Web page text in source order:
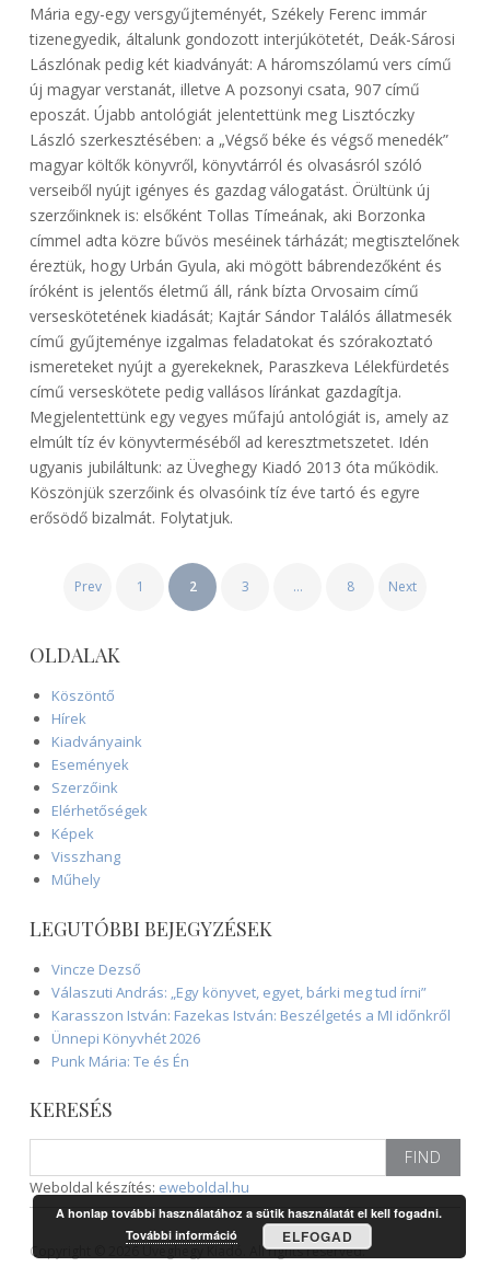
Mária egy-egy versgyűjteményét, Székely Ferenc immár
tizenegyedik, általunk gondozott interjúkötetét, Deák-Sárosi
Lászlónak pedig két kiadványát: A háromszólamú vers című
új magyar verstanát, illetve A pozsonyi csata, 907 című
eposzát. Újabb antológiát jelentettünk meg Lisztóczky
László szerkesztésében: a „Végső béke és végső menedék”
magyar költők könyvről, könyvtárról és olvasásról szóló
verseiből nyújt igényes és gazdag válogatást. Örültünk új
szerzőinknek is: elsőként Tollas Tímeának, aki Borzonka
címmel adta közre bűvös meséinek tárházát; megtisztelőnek
éreztük, hogy Urbán Gyula, aki mögött bábrendezőként és
íróként is jelentős életmű áll, ránk bízta Orvosaim című
verseskötetének kiadását; Kajtár Sándor Találós állatmesék
című gyűjteménye izgalmas feladatokat és szórakoztató
ismereteket nyújt a gyerekeknek, Paraszkeva Lélekfürdetés
című verseskötete pedig vallásos líránkat gazdagítja.
Megjelentettünk egy vegyes műfajú antológiát is, amely az
elmúlt tíz év könyvterméséből ad keresztmetszetet. Idén
ugyanis jubiláltunk: az Üveghegy Kiadó 2013 óta működik.
Köszönjük szerzőink és olvasóink tíz éve tartó és egyre
erősödő bizalmát. Folytatjuk.
BEJEGYZÉSEK
LAPOZÁSA
Prev 1 2 3 … 8 Next
OLDALAK
Köszöntő
Hírek
Kiadványaink
Események
Szerzőink
Elérhetőségek
Képek
Visszhang
Műhely
LEGUTÓBBI BEJEGYZÉSEK
Vincze Dezső
Válaszuti András: „Egy könyvet, egyet, bárki meg tud írni”
Karasszon István: Fazekas István: Beszélgetés a MI időnkről
Ünnepi Könyvhét 2026
Punk Mária: Te és Én
KERESÉS
for:
Weboldal készítés: eweboldal.hu
Copyright © 2026 Üveghegy Kiadó. All rights reserved.
A honlap további használatához a sütik használatát el kell fogadni.
További információ
ELFOGAD